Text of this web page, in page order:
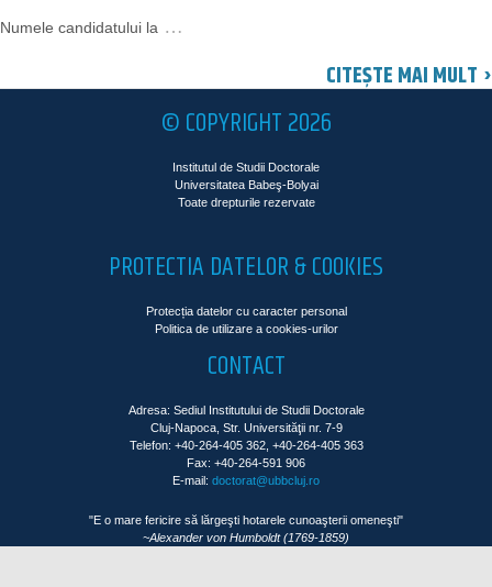
Numele candidatului la …
CITEȘTE MAI MULT ›
© COPYRIGHT 2026
Institutul de Studii Doctorale
Universitatea Babeş-Bolyai
Toate drepturile rezervate
PROTECTIA DATELOR & COOKIES
Protecția datelor cu caracter personal
Politica de utilizare a cookies-urilor
CONTACT
Adresa: Sediul Institutului de Studii Doctorale
Cluj-Napoca, Str. Universităţii nr. 7-9
Telefon: +40-264-405 362, +40-264-405 363
Fax: +40-264-591 906
E-mail: doctorat@ubbcluj.ro
"E o mare fericire să lărgeşti hotarele cunoaşterii omeneşti"
~Alexander von Humboldt (1769-1859)